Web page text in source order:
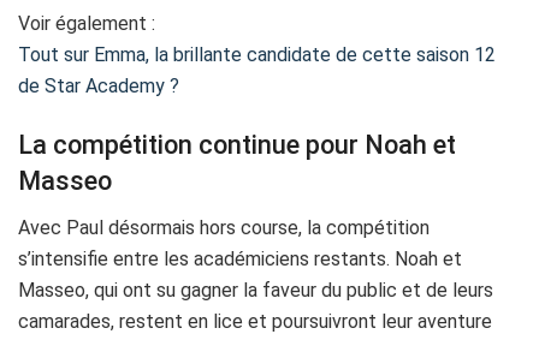
Voir également :
Tout sur Emma, la brillante candidate de cette saison 12
de Star Academy ?
La compétition continue pour Noah et
Masseo
Avec Paul désormais hors course, la compétition
s’intensifie entre les académiciens restants. Noah et
Masseo, qui ont su gagner la faveur du public et de leurs
camarades, restent en lice et poursuivront leur aventure